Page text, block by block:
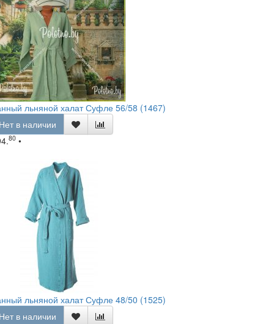
льняной халат Суфле 56/58 (1467)
в наличии
80 •
льняной халат Суфле 48/50 (1525)
в наличии